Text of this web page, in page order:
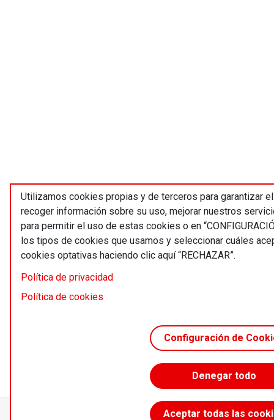
Utilizamos cookies propias y de terceros para garantizar
recoger información sobre su uso, mejorar nuestros
para permitir el uso de estas cookies o en
los tipos de cookies que usamos y seleccionar cuáles
cookies optativas haciendo clic aquí “RECHAZAR”.
Política de privacidad
Política de cookies
Configuración de
Denegar todo
Aceptar todas las